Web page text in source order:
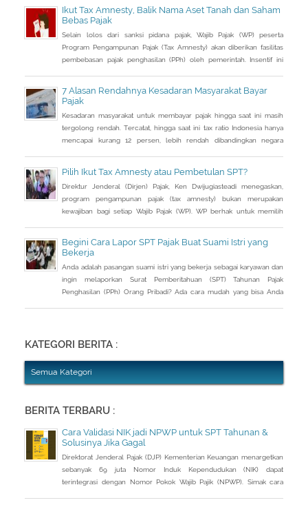
Ikut Tax Amnesty, Balik Nama Aset Tanah dan Saham
Bebas Pajak
Selain lolos dari sanksi pidana pajak, Wajib Pajak (WP) peserta
Program Pengampunan Pajak (Tax Amnesty) akan diberikan fasilitas
pembebasan pajak penghasilan (PPh) oleh pemerintah. Insentif ini
7 Alasan Rendahnya Kesadaran Masyarakat Bayar
Pajak
Kesadaran masyarakat untuk membayar pajak hingga saat ini masih
tergolong rendah. Tercatat, hingga saat ini tax ratio Indonesia hanya
mencapai kurang 12 persen, lebih rendah dibandingkan negara
Pilih Ikut Tax Amnesty atau Pembetulan SPT?
Direktur Jenderal (Dirjen) Pajak, Ken Dwijugiasteadi menegaskan,
program pengampunan pajak (tax amnesty) bukan merupakan
kewajiban bagi setiap Wajib Pajak (WP). WP berhak untuk memilih
pengusutan nilai wajar harta.
Begini Cara Lapor SPT Pajak Buat Suami Istri yang
Bekerja
Anda adalah pasangan suami istri yang bekerja sebagai karyawan dan
ingin melaporkan Surat Pemberitahuan (SPT) Tahunan Pajak
Penghasilan (PPh) Orang Pribadi? Ada cara mudah yang bisa Anda
suami atau istri
KATEGORI BERITA :
Semua Kategori
BERITA TERBARU :
Cara Validasi NIK jadi NPWP untuk SPT Tahunan &
Solusinya Jika Gagal
Direktorat Jenderal Pajak (DJP) Kementerian Keuangan menargetkan
sebanyak 69 juta Nomor Induk Kependudukan (NIK) dapat
terintegrasi dengan Nomor Pokok Wajib Pajik (NPWP). Simak cara